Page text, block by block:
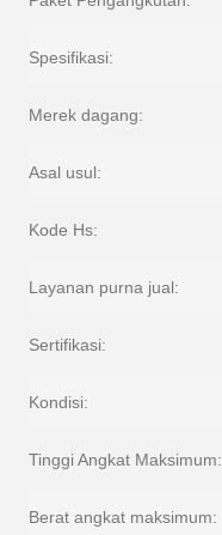
Spesifikasi:
Merek dagang:
Asal usul:
Kode Hs:
Layanan purna jual:
Sertifikasi:
Kondisi:
Tinggi Angkat Maksimum:
Berat angkat maksimum: